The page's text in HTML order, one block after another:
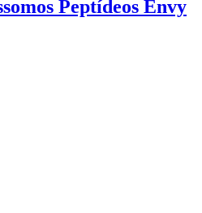
Peptídeos Envy